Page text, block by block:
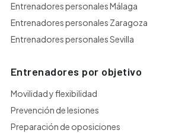
Entrenadores personales Málaga
Entrenadores personales Zaragoza
Entrenadores personales Sevilla
Entrenadores por objetivo
Movilidad y flexibilidad
Prevención de lesiones
Preparación de oposiciones